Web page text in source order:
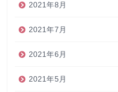
2021年8月
2021年7月
2021年6月
2021年5月